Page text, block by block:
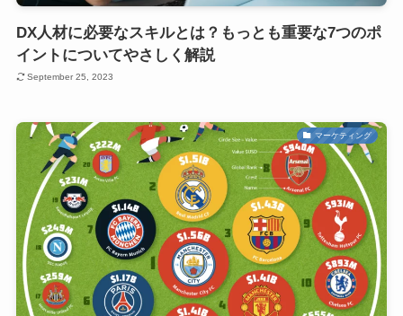
DX人材に必要なスキルとは？もっとも重要な7つのポ
イントについてやさしく解説
September 25, 2023
マーケティング